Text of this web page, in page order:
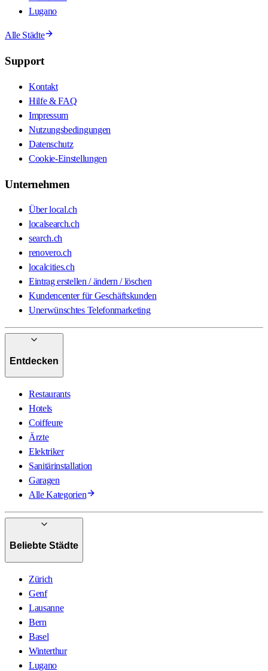
Lugano
Alle Städte
Support
Kontakt
Hilfe & FAQ
Impressum
Nutzungsbedingungen
Datenschutz
Cookie-Einstellungen
Unternehmen
Über local.ch
localsearch.ch
search.ch
renovero.ch
localcities.ch
Eintrag erstellen / ändern / löschen
Kundencenter für Geschäftskunden
Unerwünschtes Telefonmarketing
Entdecken
Restaurants
Hotels
Coiffeure
Ärzte
Elektriker
Sanitärinstallation
Garagen
Alle Kategorien
Beliebte Städte
Zürich
Genf
Lausanne
Bern
Basel
Winterthur
Lugano